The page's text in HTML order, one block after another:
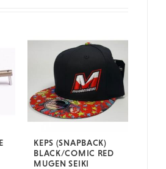
KEPS (SNAPBACK)
BLACK/COMIC RED
MUGEN SEIKI